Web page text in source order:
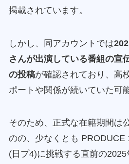
掲載されています。
しかし、同アカウントでは
さんが出演している番組の宣
の投稿が確認されており、高
ポートや関係が続いていた可
そのため、正式な在籍期間は
のの、少なくとも PRODUCE
(日プ4)に挑戦する直前の